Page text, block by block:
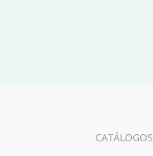
CATÁLOGOS